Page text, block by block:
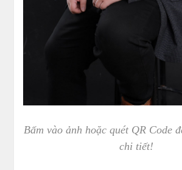
Bấm vào ảnh hoặc quét QR Code
chi tiết!